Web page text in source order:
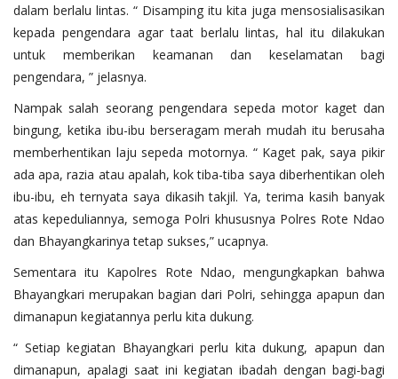
dalam berlalu lintas. “ Disamping itu kita juga mensosialisasikan
kepada pengendara agar taat berlalu lintas, hal itu dilakukan
untuk memberikan keamanan dan keselamatan bagi
pengendara, ” jelasnya.
Nampak salah seorang pengendara sepeda motor kaget dan
bingung, ketika ibu-ibu berseragam merah mudah itu berusaha
memberhentikan laju sepeda motornya. “ Kaget pak, saya pikir
ada apa, razia atau apalah, kok tiba-tiba saya diberhentikan oleh
ibu-ibu, eh ternyata saya dikasih takjil. Ya, terima kasih banyak
atas kepeduliannya, semoga Polri khususnya Polres Rote Ndao
dan Bhayangkarinya tetap sukses,” ucapnya.
Sementara itu Kapolres Rote Ndao, mengungkapkan bahwa
Bhayangkari merupakan bagian dari Polri, sehingga apapun dan
dimanapun kegiatannya perlu kita dukung.
“ Setiap kegiatan Bhayangkari perlu kita dukung, apapun dan
dimanapun, apalagi saat ini kegiatan ibadah dengan bagi-bagi